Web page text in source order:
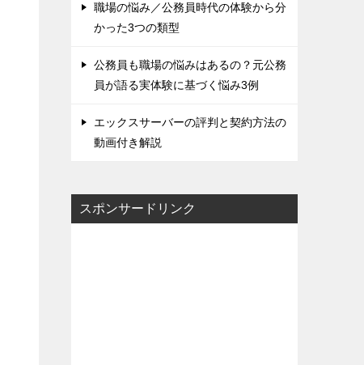
職場の悩み／公務員時代の体験から分
かった3つの類型
公務員も職場の悩みはあるの？元公務
員が語る実体験に基づく悩み3例
エックスサーバーの評判と契約方法の
動画付き解説
スポンサードリンク